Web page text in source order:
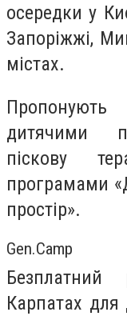
осередки у
Запоріжжі,
містах.
Пропонують
дитячими
піскову
програмами
простір».
Gen.Camp
Безплатний
Карпатах для